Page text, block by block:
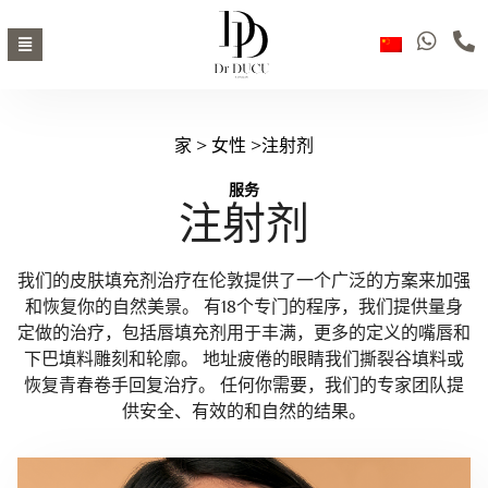
家 > 女性 >注射剂
服务
注射剂
我们的皮肤填充剂治疗在伦敦提供了一个广泛的方案来加强
和恢复你的自然美景。 有18个专门的程序，我们提供量身
定做的治疗，包括唇填充剂用于丰满，更多的定义的嘴唇和
下巴填料雕刻和轮廓。 地址疲倦的眼睛我们撕裂谷填料或
恢复青春卷手回复治疗。 任何你需要，我们的专家团队提
供安全、有效的和自然的结果。